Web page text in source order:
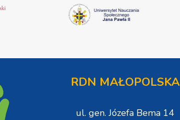
RDN MAŁOPOLSKA
ul. gen. Józefa Bema 14